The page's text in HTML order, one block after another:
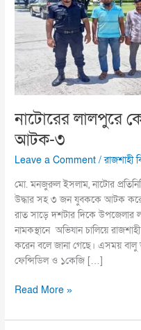
নাটোরের লালপুরে
আটক-৩
Leave a Comment /রাজশাহী
মো. মনজুরুল ইসলাম, নাটোর
উদ্ধার সহ ৩ জন যুবককে আটক
রাত সাড়ে দশটার দিকে
নামকস্থানে অভিযান চালিয়ে
করেন বলে জানা গেছে। এসময় বালু
ফেন্সিডিল ও ১কেজি […]
মাদক
আটক-৩
Read More »